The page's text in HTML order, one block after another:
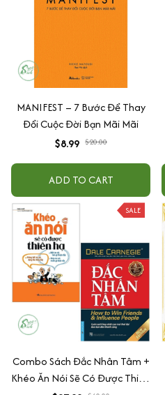
MANIFEST – 7 Bước Để Thay
Đổi Cuộc Đời Bạn Mãi Mãi
$8.99 $20.00
ADD TO CART
SALE
Combo Sách Đắc Nhân Tâm +
Khéo Ăn Nói Sẽ Có Được Thiên